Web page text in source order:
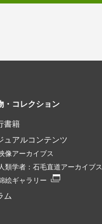
・コレクション
書籍
ュアルコンテンツ
像アーカイブス
人類学者： 石毛直道アーカイブス
絵ギャラリー
ム